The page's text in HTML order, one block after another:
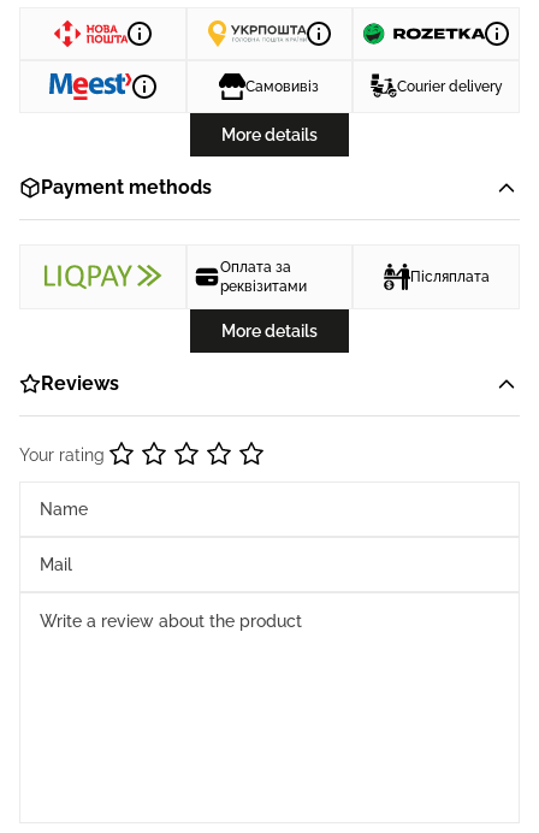
Самовивіз Courier delivery
More details
Payment methods
Оплата за
реквізитами
Післяплата
More details
Reviews
Your rating